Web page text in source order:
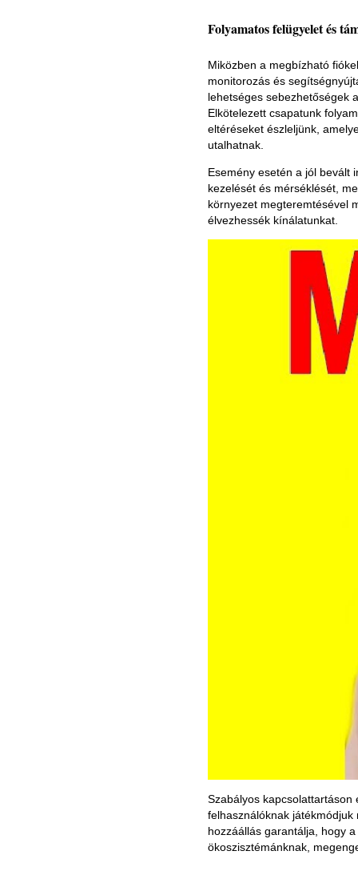
Folyamatos felügyelet és
Miközben a megbízható
monitorozás és
lehetséges sebezhetőségek
Elkötelezett csapatunk
eltéréseket észleljünk,
utalhatnak.
Esemény esetén a jól bevált
kezelését és mérséklését,
környezet megteremtésével
élvezhessék kínálatunkat.
Szabályos
felhasználóknak
hozzáállás garantálja, hogy
ökoszisztémánknak,